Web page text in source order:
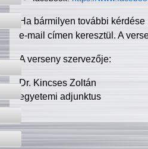
Ha bármilyen további
e-mail címen keresztül. A
A verseny szervezője:
Dr. Kincses Zoltán
egyetemi adjunktus